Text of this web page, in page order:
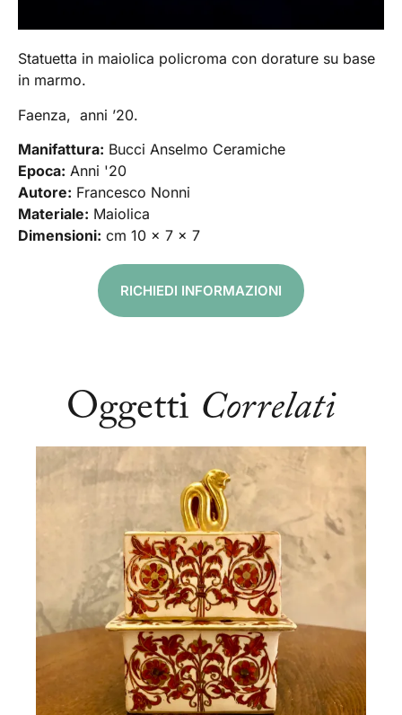
Statuetta in maiolica policroma con dorature su base
in marmo.
Faenza, anni ’20.
Manifattura: Bucci Anselmo Ceramiche
Epoca: Anni '20
Autore: Francesco Nonni
Materiale: Maiolica
Dimensioni: cm 10 x 7 x 7
RICHIEDI INFORMAZIONI
Oggetti Correlati